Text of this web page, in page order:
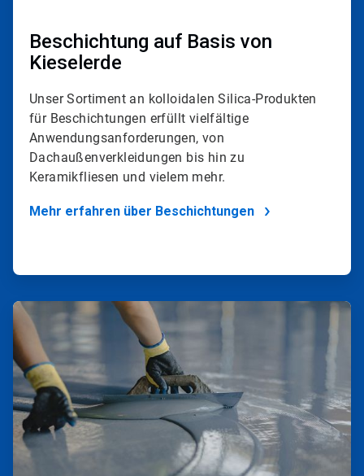
Beschichtung auf Basis von
Kieselerde
Unser Sortiment an kolloidalen Silica-Produkten
für Beschichtungen erfüllt vielfältige
Anwendungsanforderungen, von
Dachaußenverkleidungen bis hin zu
Keramikfliesen und vielem mehr.
Mehr erfahren über Beschichtungen
ArticleTile
2
von